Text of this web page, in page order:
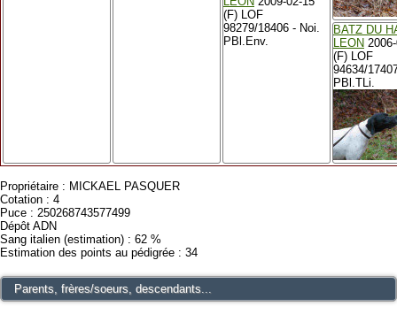
(F) LOF
98279/18406 - Noi.
PBl.Env.
BATZ DU
LEON
(F) LOF
94634/
PBl.TLi.
Propriétaire : MICKAEL PASQUER
Cotation : 4
Puce : 250268743577499
Dépôt ADN
Sang italien (estimation) : 62 %
Estimation des points au pédigrée : 34
Parents, frères/soeurs, descendants...